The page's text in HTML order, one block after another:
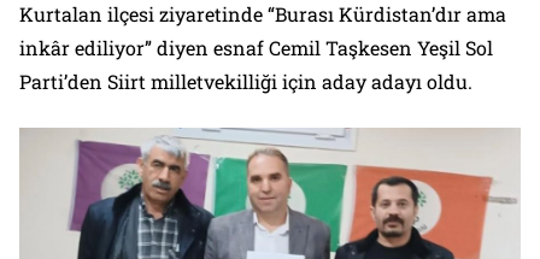
Kurtalan ilçesi ziyaretinde “Burası Kürdistan’dır ama
inkâr ediliyor” diyen esnaf Cemil Taşkesen Yeşil Sol
Parti’den Siirt milletvekilliği için aday adayı oldu.